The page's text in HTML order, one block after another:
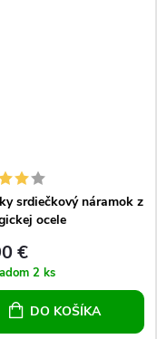
srdiečkový náramok z
ocele
€
2 ks
DO KOŠÍKA